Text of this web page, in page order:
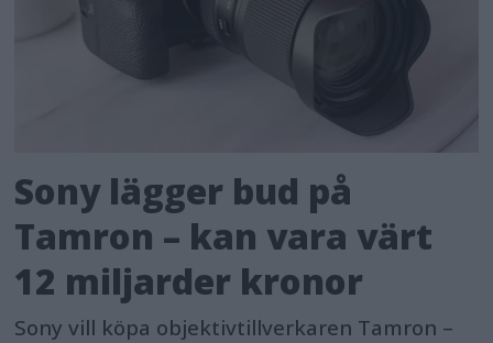
Sony lägger bud på
Tamron – kan vara värt
12 miljarder kronor
Sony vill köpa objektivtillverkaren Tamron –